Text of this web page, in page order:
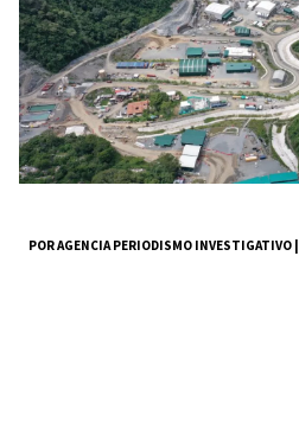
POR AGENCIA PERIODISMO INVESTIGATIVO |